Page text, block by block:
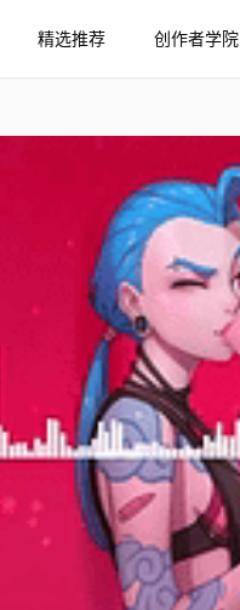
精选推荐 创作者学院